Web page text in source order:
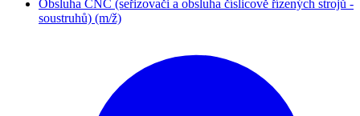
Obsluha CNC (seřizovači a obsluha číslicově řízených strojů -
soustruhů) (m/ž)